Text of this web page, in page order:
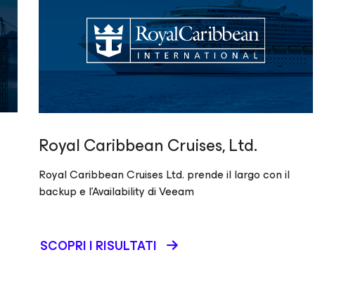
Royal Caribbean Cruises, Ltd.
Royal Caribbean Cruises Ltd. prende il largo con il
backup e l’Availability di Veeam
SCOPRI I RISULTATI